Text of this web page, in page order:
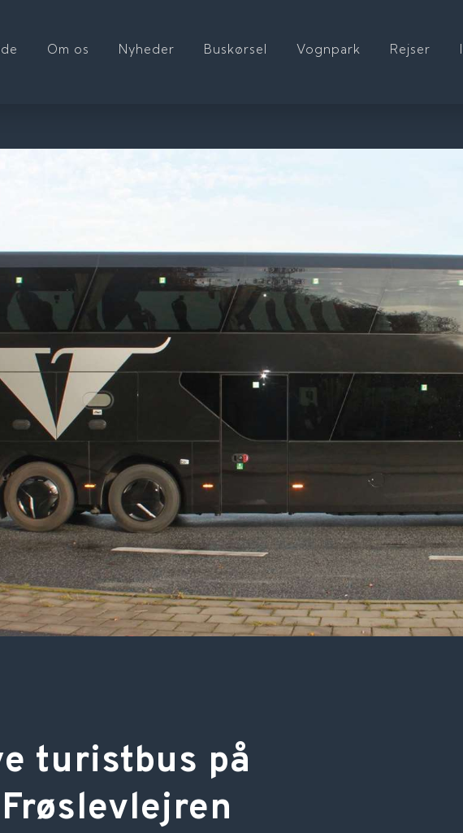
Om os Nyheder Buskørsel Vognpark Rejser
turistbus på